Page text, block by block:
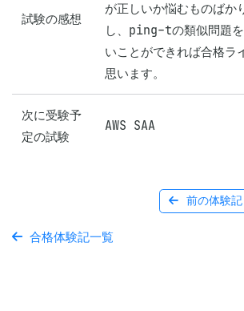
試験の感想
が正しいか悩むものばか
し、ping-tの類似問題を
いことができれば合格ラ
思います。
次に受験予
定の試験
AWS SAA
前の体験記
合格体験記一覧